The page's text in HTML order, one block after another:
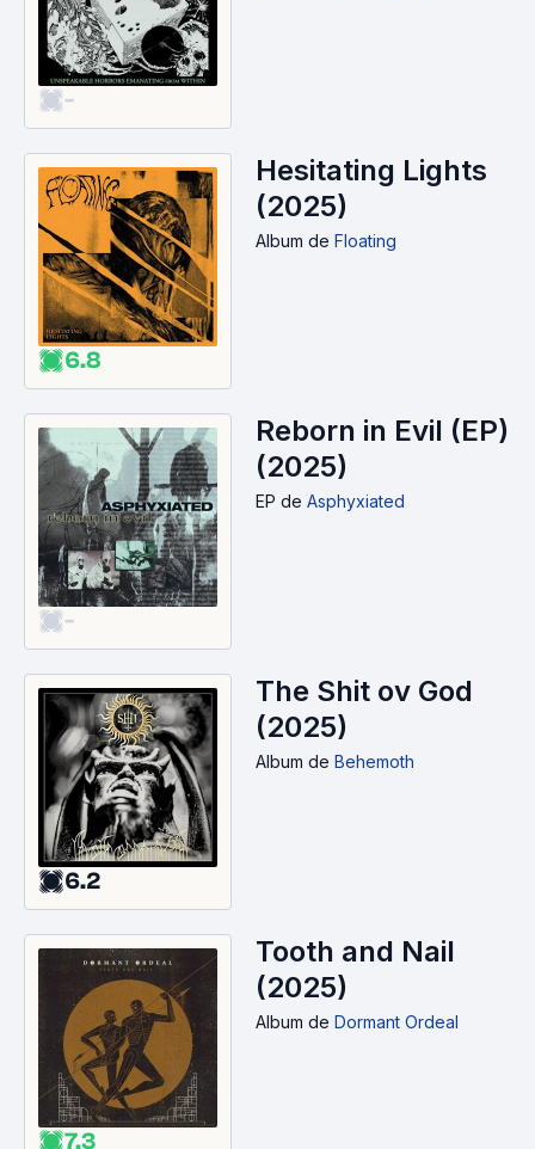
-
6.8
Hesitating Lights
(2025)
Album de Floating
-
Reborn in Evil (EP)
(2025)
EP de Asphyxiated
6.2
The Shit ov God
(2025)
Album de Behemoth
7.3
Tooth and Nail
(2025)
Album de Dormant Ordeal